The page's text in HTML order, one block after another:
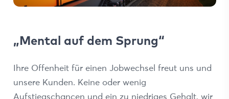
„Mental auf dem Sprung“
Ihre Offenheit für einen Jobwechsel freut uns und
unsere Kunden. Keine oder wenig
Aufstiegschancen und ein zu niedriges Gehalt, wir